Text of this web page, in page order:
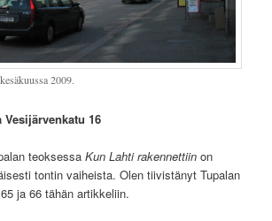
2009.
Vesijärvenkatu 16
teoksessaKun Lahti rakennettiin on
tontin vaiheista. Olen tiivistänyt Tupalan
ja 66 tähän artikkeliin.